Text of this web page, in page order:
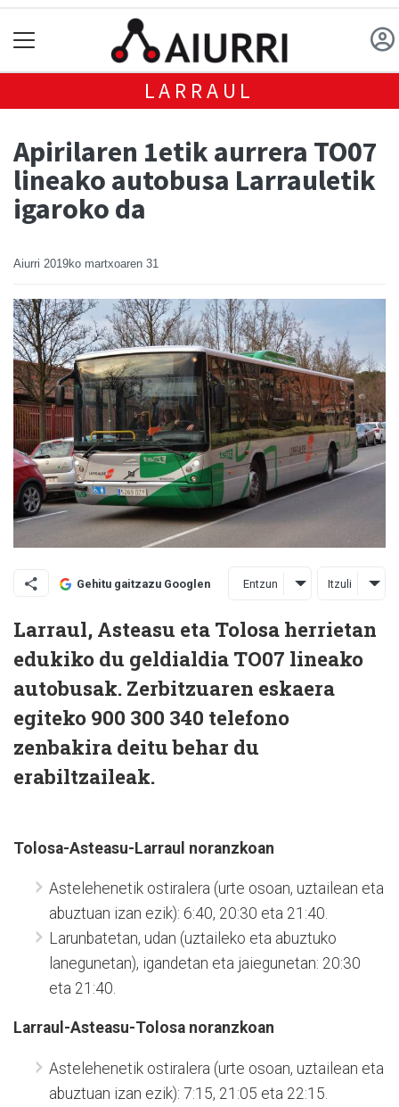
LARRAUL
Apirilaren 1etik aurrera TO07
lineako autobusa Larrauletik
igaroko da
Aiurri 2019ko martxoaren 31
Gehitu gaitzazu Googlen Entzun Itzuli
Larraul, Asteasu eta Tolosa herrietan
edukiko du geldialdia TO07 lineako
autobusak. Zerbitzuaren eskaera
egiteko 900 300 340 telefono
zenbakira deitu behar du
erabiltzaileak.
Tolosa-Asteasu-Larraul noranzkoan
Astelehenetik ostiralera (urte osoan, uztailean eta
abuztuan izan ezik): 6:40, 20:30 eta 21:40.
Larunbatetan, udan (uztaileko eta abuztuko
lanegunetan), igandetan eta jaiegunetan: 20:30
eta 21:40.
Larraul-Asteasu-Tolosa noranzkoan
Astelehenetik ostiralera (urte osoan, uztailean eta
abuztuan izan ezik): 7:15, 21:05 eta 22:15.